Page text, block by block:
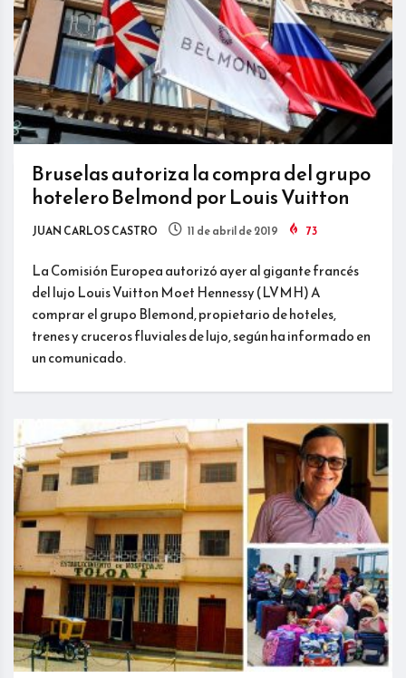
Bruselas autoriza la compra del grupo
hotelero Belmond por Louis Vuitton
JUAN CARLOS CASTRO 11 de abril de 2019 73
La Comisión Europea autorizó ayer al gigante francés
del lujo Louis Vuitton Moet Hennessy (LVMH) A
comprar el grupo Blemond, propietario de hoteles,
trenes y cruceros fluviales de lujo, según ha informado en
un comunicado.